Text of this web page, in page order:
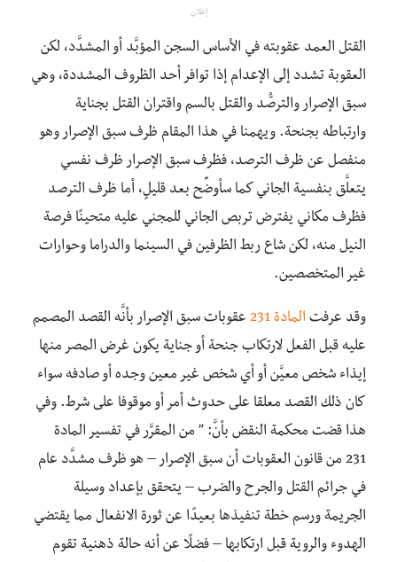
إعلان
القتل العمد عقوبته في الأساس السجن المؤبَّد أو المشدَّد، لكن
العقوبة تشدد إلى الإعدام إذا توافر أحد الظروف المشددة، وهي
سبق الإصرار والترصُّد والقتل بالسم واقتران القتل بجناية
وارتباطه بجنحة. ويهمنا في هذا المقام ظرف سبق الإصرار وهو
منفصل عن ظرف الترصد، فظرف سبق الإصرار ظرف نفسي
يتعلَّق بنفسية الجاني كما سأوضِّح بعد قليلٍ، أما ظرف الترصد
فظرف مكاني يفترض تربص الجاني للمجني عليه متحينًا فرصة
النيل منه، لكن شاع ربط الظرفين في السينما والدراما وحوارات
غير المتخصصين.
وقد عرفت المادة 231
عقوبات سبق الإصرار بأنَّه القصد المصمم
عليه قبل الفعل لارتكاب جنحة أو جناية يكون غرض المصر منها
إيذاء شخص معيَّن أو أي شخص غير معين وجده أو صادفه سواء
كان ذلك القصد معلقا على حدوث أمر أو موقوفا على شرط. وفي
هذا قضت محكمة النقض بأنَّ: ” من المقرَّر في تفسير المادة
231 من قانون العقوبات أن سبق الإصرار – هو ظرف مشدَّد عام
في جرائم القتل والجرح والضرب – يتحقق بإعداد وسيلة
الجريمة ورسم خطة تنفيذها بعيدًا عن ثورة الانفعال مما يقتضي
الهدوء والروية قبل ارتكابها – فضلًا عن أنه حالة ذهنية تقوم